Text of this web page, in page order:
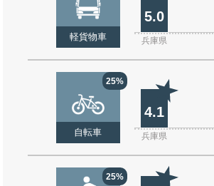
軽貨物車
5.0
兵庫県
25%
自転車
4.1
兵庫県
25%